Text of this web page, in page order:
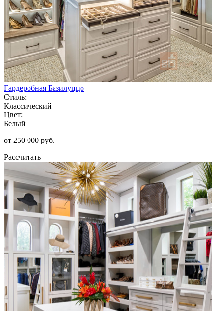
Гардеробная Базилуццо
Стиль:
Классический
Цвет:
Белый
от 250 000 руб.
Рассчитать